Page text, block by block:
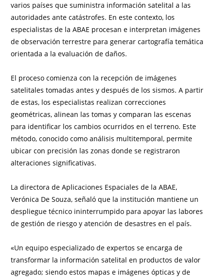
varios países que suministra información satelital a las
autoridades ante catástrofes. En este contexto, los
especialistas de la ABAE procesan e interpretan imágenes
de observación terrestre para generar cartografía temática
orientada a la evaluación de daños.
El proceso comienza con la recepción de imágenes
satelitales tomadas antes y después de los sismos. A partir
de estas, los especialistas realizan correcciones
geométricas, alinean las tomas y comparan las escenas
para identificar los cambios ocurridos en el terreno. Este
método, conocido como análisis multitemporal, permite
ubicar con precisión las zonas donde se registraron
alteraciones significativas.
La directora de Aplicaciones Espaciales de la ABAE,
Verónica De Souza, señaló que la institución mantiene un
despliegue técnico ininterrumpido para apoyar las labores
de gestión de riesgo y atención de desastres en el país.
«Un equipo especializado de expertos se encarga de
transformar la información satelital en productos de valor
agregado; siendo estos mapas e imágenes ópticas y de